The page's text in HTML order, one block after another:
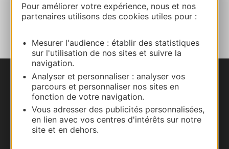
Pour améliorer votre expérience, nous et nos
partenaires utilisons des cookies utiles pour :
Mesurer l'audience : établir des statistiques
sur l'utilisation de nos sites et suivre la
navigation.
Analyser et personnaliser : analyser vos
parcours et personnaliser nos sites en
fonction de votre navigation.
Vous adresser des publicités personnalisées,
en lien avec vos centres d'intérêts sur notre
site et en dehors.
AJOUTER
AU CARNET
Nous contacter
Carte interactive
Documentation